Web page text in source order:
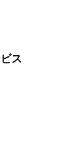
ス